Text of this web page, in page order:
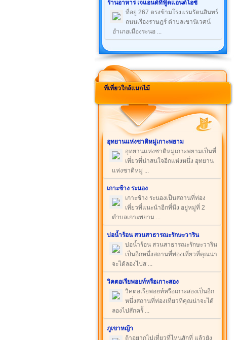
ร้านอาหาร เจแอนด์ทีฟู้ดแอนด์ไอซ์
ที่อยู่ 267 ตรงข้ามโรงแรมรัตนสินทร์
ถนนเรืองราษฎร์ ตำบลเขานิเวศน์
อำเภอเมืองระนอ ...
ที่เที่ยวใกล้แมกไม้
อุทยานแห่งชาติหมู่เกาะพยาม
อุทยานแห่งชาติหมู่เกาะพยามเป็นที่
เที่ยวที่น่าสนใจอีกแห่งหนึ่ง อุทยาน
แห่งชาติหมู่ ...
เกาะช้าง ระนอง
เกาะช้าง ระนองเป็นสถานที่ท่อง
เที่ยวที่แนะนำอีกที่นึง อยู่หมู่ที่ 2
ตำบลเกาะพยาม ...
บ่อน้ำร้อน สวนสาธารณะรักษะวาริน
บ่อน้ำร้อน สวนสาธารณะรักษะวาริน
เป็นอีกหนึ่งสถานที่ท่องเที่ยวที่คุณน่า
จะได้ลองไปส ...
วิคตอเรียพอยท์หรือเกาะสอง
วิคตอเรียพอยท์หรือเกาะสองเป็นอีก
หนึ่งสถานที่ท่องเที่ยวที่คุณน่าจะได้
ลองไปสักครั้ ...
ภูเขาหญ้า
ถ้าอยากไปเที่ยวที่ไหนสักที่ แล้วยัง